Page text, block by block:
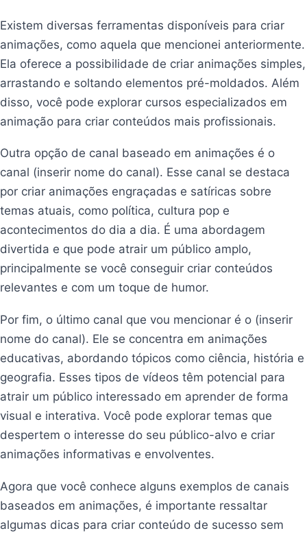
Existem diversas ferramentas disponíveis para criar
animações, como aquela que mencionei anteriormente.
Ela oferece a possibilidade de criar animações simples,
arrastando e soltando elementos pré-moldados. Além
disso, você pode explorar cursos especializados em
animação para criar conteúdos mais profissionais.
Outra opção de canal baseado em animações é o
canal (inserir nome do canal). Esse canal se destaca
por criar animações engraçadas e satíricas sobre
temas atuais, como política, cultura pop e
acontecimentos do dia a dia. É uma abordagem
divertida e que pode atrair um público amplo,
principalmente se você conseguir criar conteúdos
relevantes e com um toque de humor.
Por fim, o último canal que vou mencionar é o (inserir
nome do canal). Ele se concentra em animações
educativas, abordando tópicos como ciência, história e
geografia. Esses tipos de vídeos têm potencial para
atrair um público interessado em aprender de forma
visual e interativa. Você pode explorar temas que
despertem o interesse do seu público-alvo e criar
animações informativas e envolventes.
Agora que você conhece alguns exemplos de canais
baseados em animações, é importante ressaltar
algumas dicas para criar conteúdo de sucesso sem